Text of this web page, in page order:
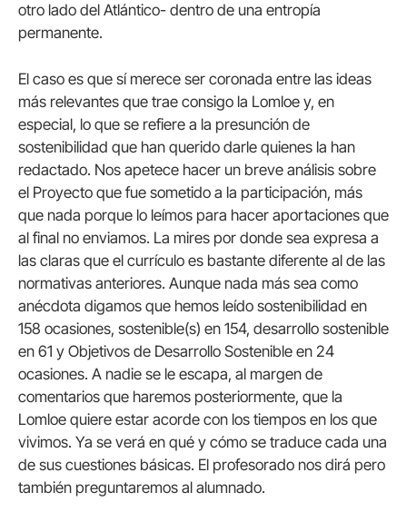
otro lado del Atlántico- dentro de una entropía
permanente.
El caso es que sí merece ser coronada entre las ideas
más relevantes que trae consigo la Lomloe y, en
especial, lo que se refiere a la presunción de
sostenibilidad que han querido darle quienes la han
redactado. Nos apetece hacer un breve análisis sobre
el Proyecto que fue sometido a la participación, más
que nada porque lo leímos para hacer aportaciones que
al final no enviamos. La mires por donde sea expresa a
las claras que el currículo es bastante diferente al de las
normativas anteriores. Aunque nada más sea como
anécdota digamos que hemos leído sostenibilidad en
158 ocasiones, sostenible(s) en 154, desarrollo sostenible
en 61 y Objetivos de Desarrollo Sostenible en 24
ocasiones. A nadie se le escapa, al margen de
comentarios que haremos posteriormente, que la
Lomloe quiere estar acorde con los tiempos en los que
vivimos. Ya se verá en qué y cómo se traduce cada una
de sus cuestiones básicas. El profesorado nos dirá pero
también preguntaremos al alumnado.